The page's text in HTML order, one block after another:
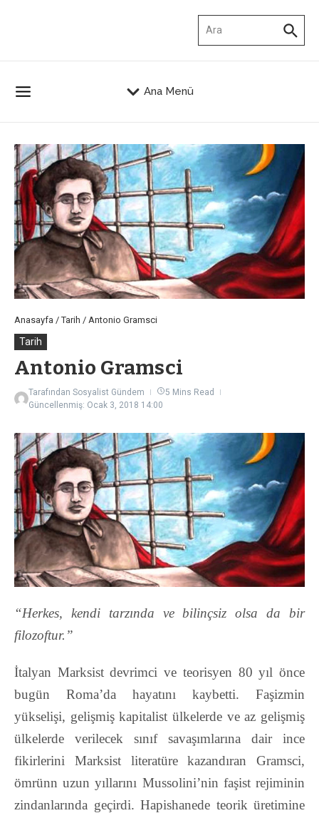
Ana Menü
Anasayfa /Tarih / Antonio Gramsci
Tarih
Antonio Gramsci
Tarafından Sosyalist Gündem
5 Mins Read
Güncellenmiş: Ocak 3, 2018 14:00
“Herkes, kendi tarzında ve bilinçsiz olsa da bir
filozoftur.”
İtalyan Marksist devrimci ve teorisyen 80 yıl önce
bugün Roma’da hayatını kaybetti. Faşizmin
yükselişi, gelişmiş kapitalist ülkelerde ve az gelişmiş
ülkelerde verilecek sınıf savaşımlarına dair ince
fikirlerini Marksist literatüre kazandıran Gramsci,
ömrünn uzun yıllarını Mussolini’nin faşist rejiminin
zindanlarında geçirdi. Hapishanede teorik üretimine